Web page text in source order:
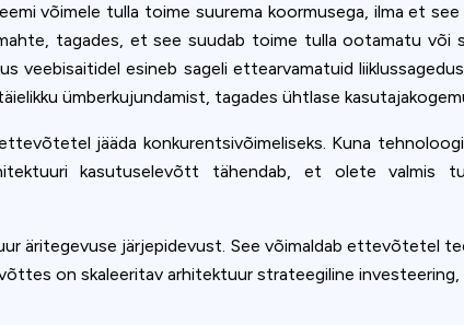
võimele tulla toime suurema koormusega, ilma et
tagades, et see suudab toime tulla ootamatu või
veebisaitidel esineb sageli ettearvamatuid
ümberkujundamist, tagades ühtlase
jääda konkurentsivõimeliseks. Kuna
kasutuselevõtt tähendab, et olete valmis
äritegevuse järjepidevust. See võimaldab ettevõtetel
on skaleeritav arhitektuur strateegiline investeering,